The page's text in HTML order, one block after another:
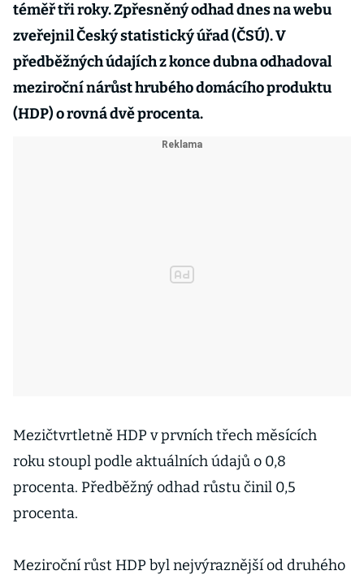
téměř tři roky. Zpřesněný odhad dnes na webu
zveřejnil Český statistický úřad (ČSÚ). V
předběžných údajích z konce dubna odhadoval
meziroční nárůst hrubého domácího produktu
(HDP) o rovná dvě procenta.
Mezičtvrtletně HDP v prvních třech měsících
roku stoupl podle aktuálních údajů o 0,8
procenta. Předběžný odhad růstu činil 0,5
procenta.
Meziroční růst HDP byl nejvýraznější od druhého